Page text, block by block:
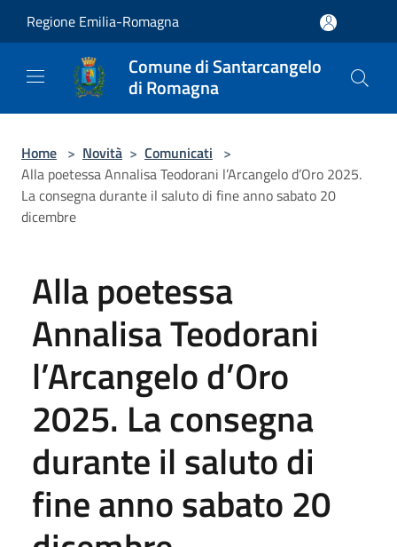
Regione Emilia-Romagna
Comune di Santarcangelo
di Romagna
Home > Novità > Comunicati >
Alla poetessa Annalisa Teodorani l’Arcangelo d’Oro 2025.
La consegna durante il saluto di fine anno sabato 20
dicembre
Alla poetessa
Annalisa Teodorani
l’Arcangelo d’Oro
2025. La consegna
durante il saluto di
fine anno sabato 20